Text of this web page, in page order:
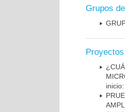
Grupos